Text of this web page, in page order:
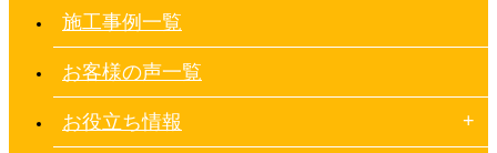
施工事例一覧
お客様の声一覧
お役立ち情報